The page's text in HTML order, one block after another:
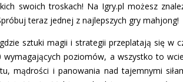
swoich troskach! Na Igry.pl możesz
teraz jednej z najlepszych gry mahjong!
sztuki magii i strategii przeplatają się w
poziomów, a wszystko to
mądrości i panowania nad tajemnymi